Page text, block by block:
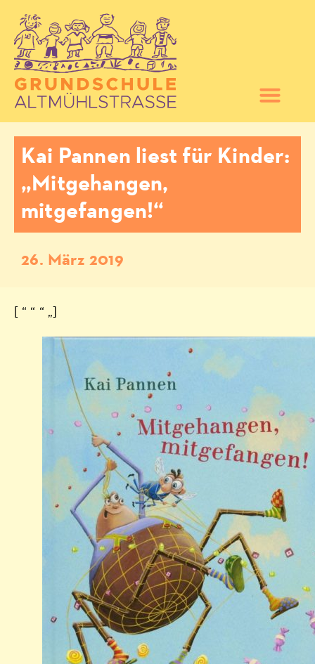
Kai Pannen liest für Kinder:
„Mitgehangen,
mitgefangen!“
26. März 2019
[ “ “ “ „]